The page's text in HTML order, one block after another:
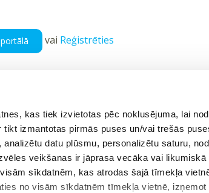
kas tiek izvietotas pēc noklusējuma, lai
izmantotas pirmās puses un/vai trešās
datu plūsmu, personalizētu saturu,
veikšanas ir jāprasa vecāka vai likumiskā
sīkdatnēm, kas atrodas šajā tīmekļa
no visām sīkdatnēm tīmekļa vietnē,
vai Reģistrēties
uzdevums
Vēlies skaidrojošus video 5. klases